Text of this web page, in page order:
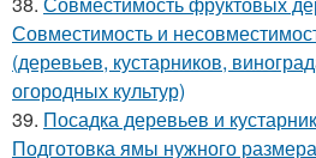
Совместимость и
(деревьев, кустарников,
огородных культур)
39. Посадка деревьев и
Подготовка ямы нужного